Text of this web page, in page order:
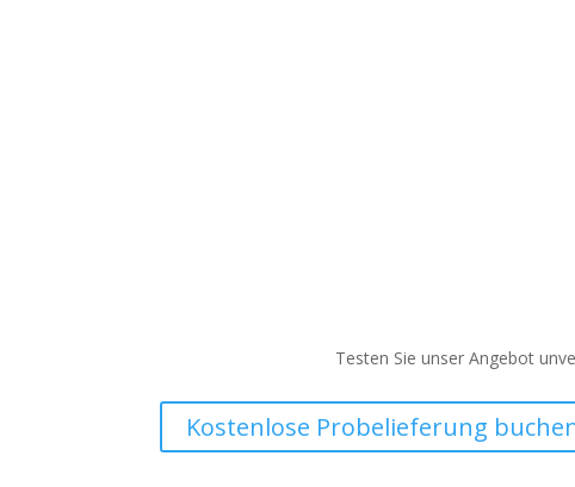
Testen Sie unser Angebot
Kostenlose Probelieferung